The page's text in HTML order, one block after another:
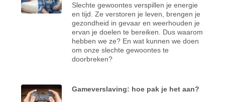
Slechte gewoontes verspillen je energie
en tijd. Ze verstoren je leven, brengen je
gezondheid in gevaar en weerhouden je
ervan je doelen te bereiken. Dus waarom
hebben we ze? En wat kunnen we doen
om onze slechte gewoontes te
doorbreken?
Gameverslaving: hoe pak je het aan?